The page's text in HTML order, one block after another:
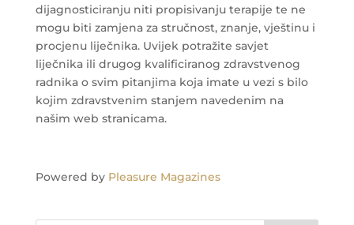
dijagnosticiranju niti propisivanju terapije te ne
mogu biti zamjena za stručnost, znanje, vještinu i
procjenu liječnika. Uvijek potražite savjet
liječnika ili drugog kvalificiranog zdravstvenog
radnika o svim pitanjima koja imate u vezi s bilo
kojim zdravstvenim stanjem navedenim na
našim web stranicama.
Powered by Pleasure Magazines